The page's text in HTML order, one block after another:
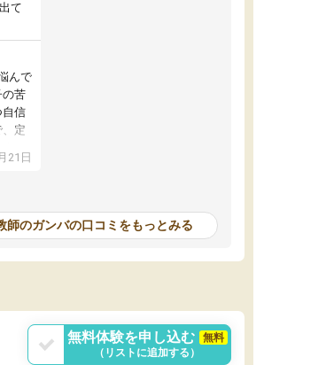
て
んで
の苦
自信
定
と
21日
師のガンバの口コミをもっとみる
無料体験を申し込む
無料
（リストに追加する）